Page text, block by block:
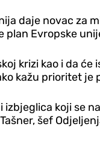
daje novac za
Evropske
krizi kao i da
kažu prioritet
koji se
šef